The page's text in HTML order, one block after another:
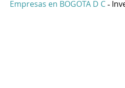
Empresas en BOGOTA D C -